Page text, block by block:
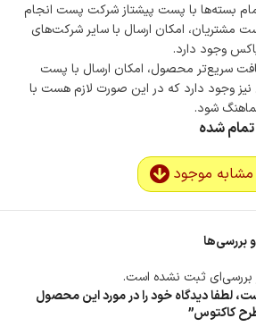
بسته‌ها با پست پیشتاز شرکت پست انجام
مشتریان، امکان ارسال با سایر شرکت‌های
وجود دارد.
سریع‌تر محصول، امکان ارسال با پست
نیز وجود دارد که در این صورت لازم هست با
شود.
شده
موجود
بررسی‌ها
بررسی‌ای ثبت نشده است.
لطفا دیدگاه خود را در مورد این محصول
کاکتوس”